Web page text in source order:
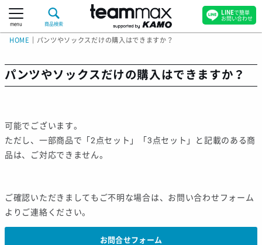
menu 商品検索
HOME パンツやソックスだけの購入はできますか？
パンツやソックスだけの購入はできますか？
可能でございます。
ただし、一部商品で「2点セット」「3点セット」と記載のある商
品は、ご対応できません。
ご確認いただきましてもご不明な場合は、お問い合わせフォーム
よりご連絡ください。
お問合せフォーム
LINEで簡単
お問い合わせ